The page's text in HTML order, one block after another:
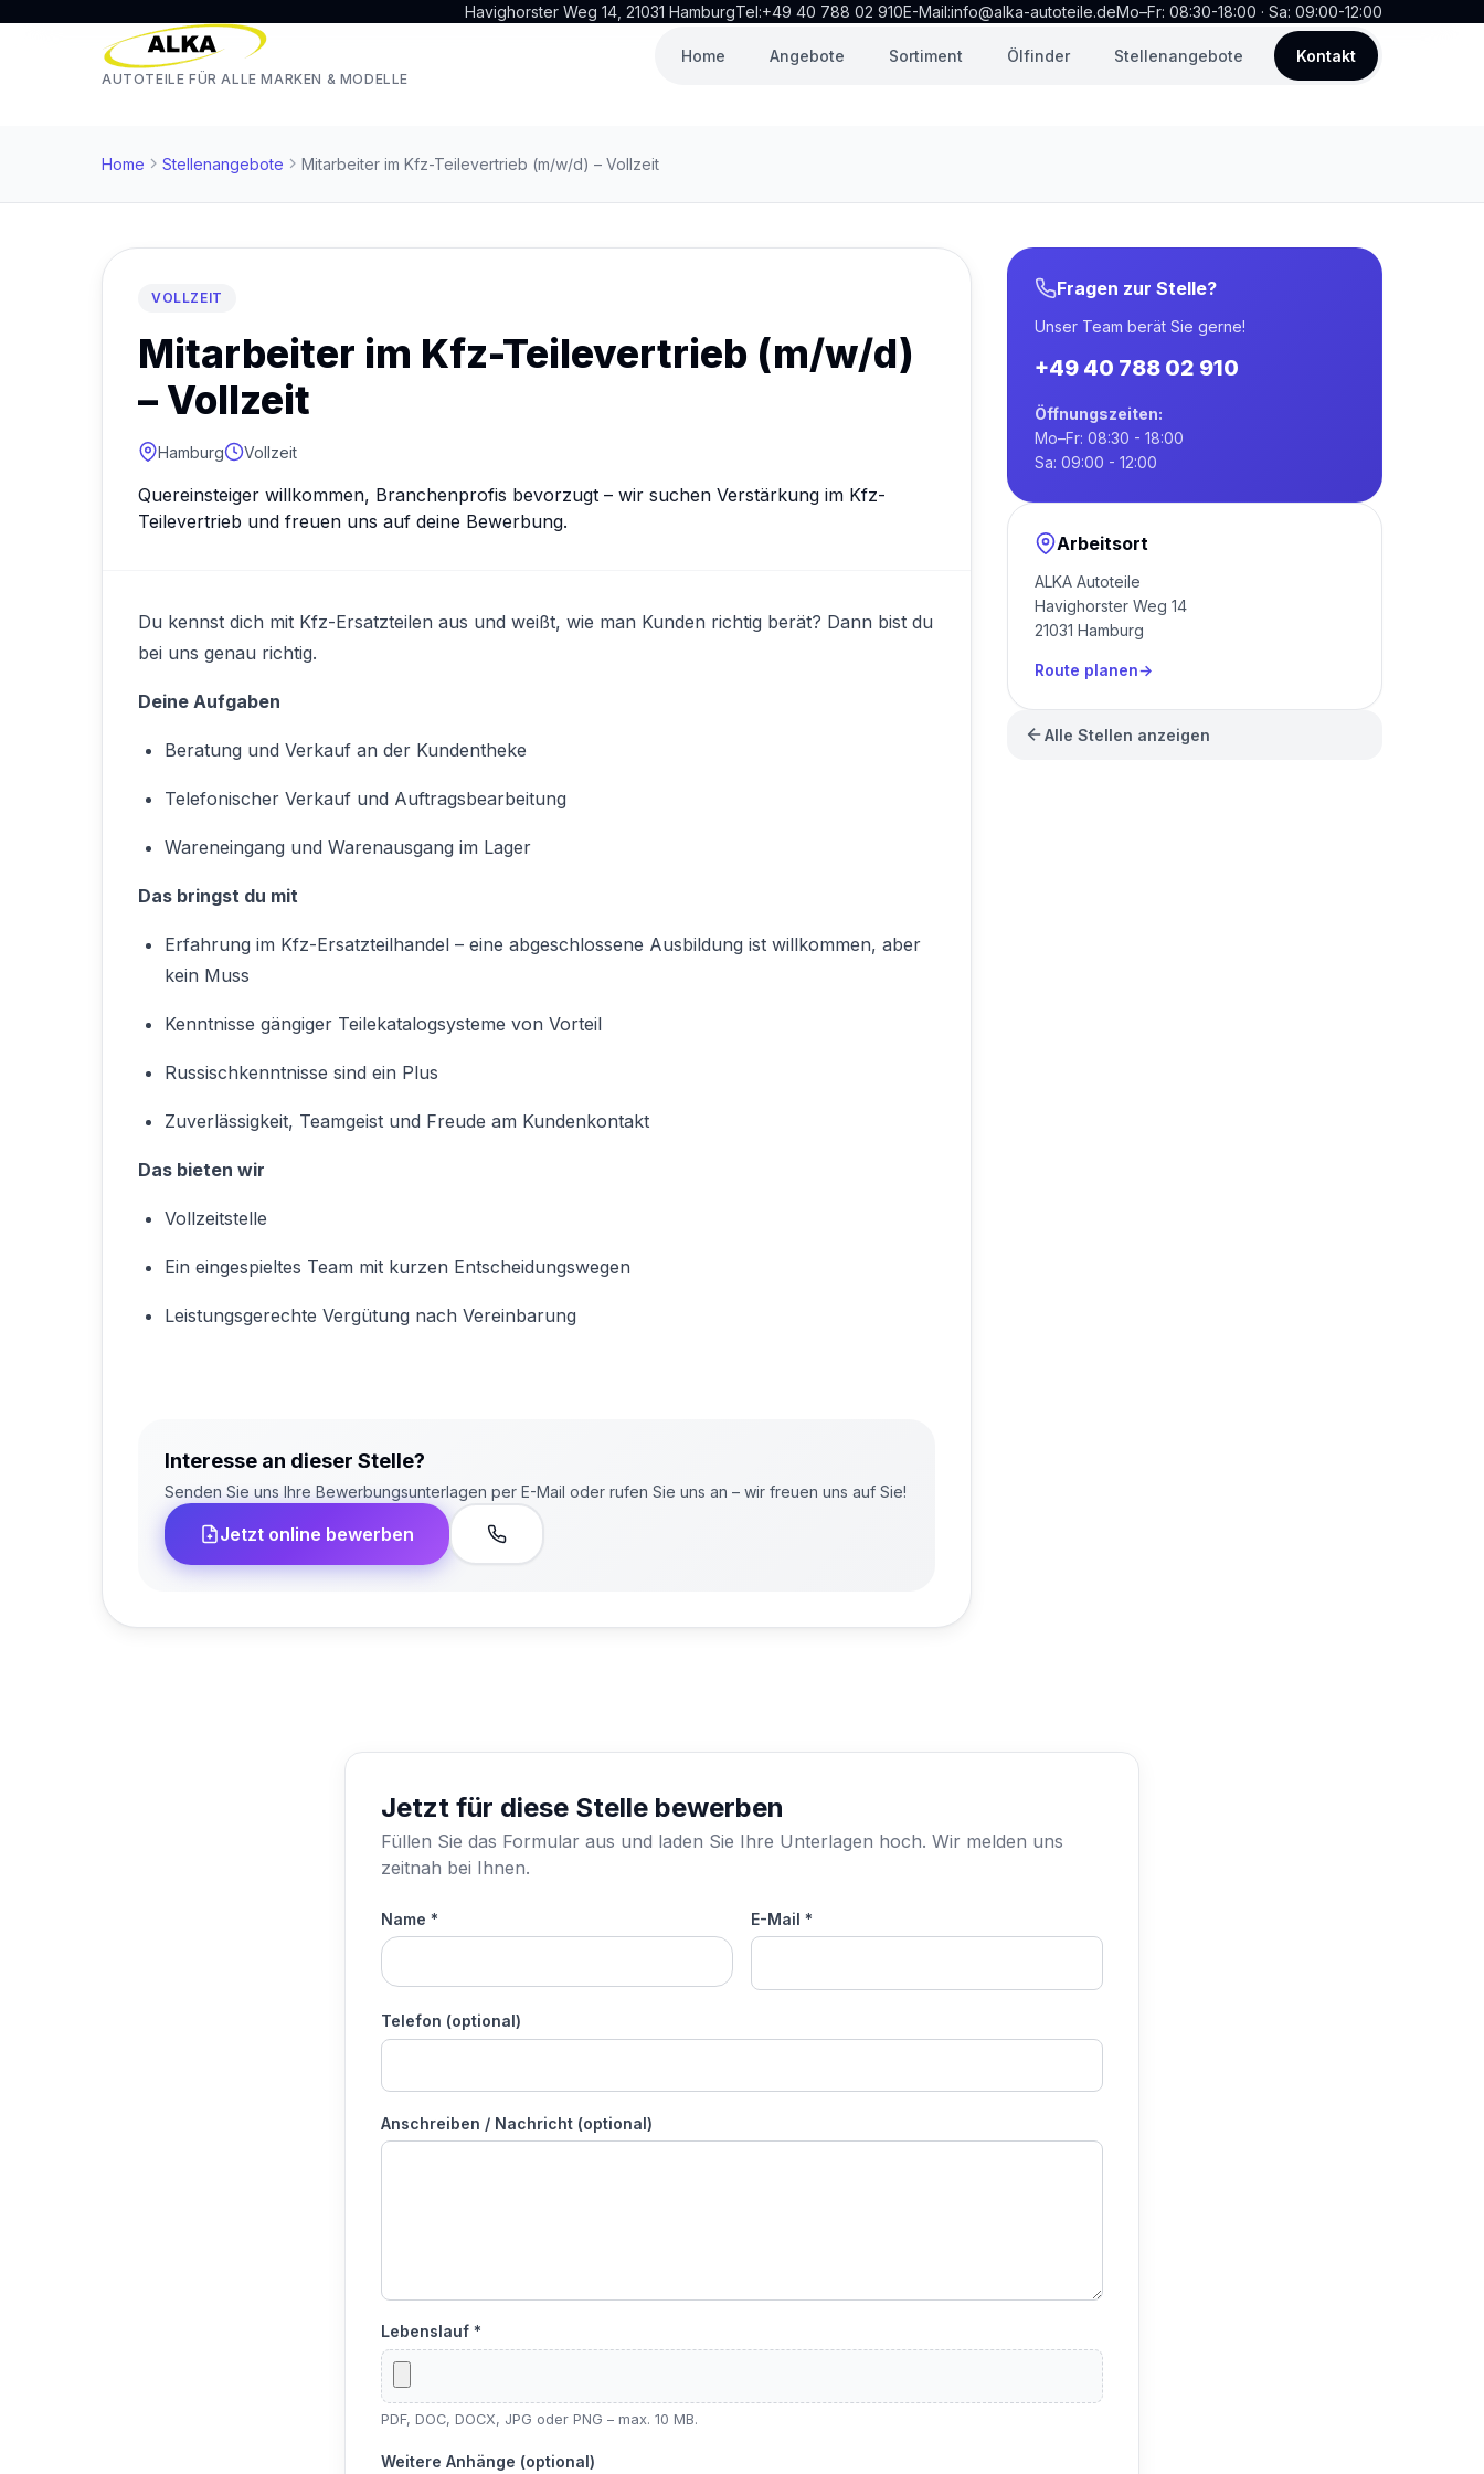
Havighorster Weg 14, 21031 HamburgTel:+49 40 788 02 910E-Mail:info@alka-autoteile.deMo–Fr: 08:30-18:00 · Sa: 09:00-12:00
AUTOTEILE FÜR ALLE MARKEN & MODELLE
Home Angebote Sortiment Ölfinder Stellenangebote Kontakt
Home Stellenangebote Mitarbeiter im Kfz-Teilevertrieb (m/w/d) – Vollzeit
VOLLZEIT
Mitarbeiter im Kfz-Teilevertrieb (m/w/d)
– Vollzeit
Hamburg Vollzeit
Quereinsteiger willkommen, Branchenprofis bevorzugt – wir suchen Verstärkung im Kfz-
Teilevertrieb und freuen uns auf deine Bewerbung.
Du kennst dich mit Kfz-Ersatzteilen aus und weißt, wie man Kunden richtig berät? Dann bist du
bei uns genau richtig.
Deine Aufgaben
Beratung und Verkauf an der Kundentheke
Telefonischer Verkauf und Auftragsbearbeitung
Wareneingang und Warenausgang im Lager
Das bringst du mit
Erfahrung im Kfz-Ersatzteilhandel – eine abgeschlossene Ausbildung ist willkommen, aber
kein Muss
Kenntnisse gängiger Teilekatalogsysteme von Vorteil
Russischkenntnisse sind ein Plus
Zuverlässigkeit, Teamgeist und Freude am Kundenkontakt
Das bieten wir
Vollzeitstelle
Ein eingespieltes Team mit kurzen Entscheidungswegen
Leistungsgerechte Vergütung nach Vereinbarung
Interesse an dieser Stelle?
Senden Sie uns Ihre Bewerbungsunterlagen per E-Mail oder rufen Sie uns an – wir freuen uns auf Sie!
Jetzt online bewerben
Fragen zur Stelle?
Unser Team berät Sie gerne!
+49 40 788 02 910
Öffnungszeiten:
Mo–Fr: 08:30 - 18:00
Sa: 09:00 - 12:00
Arbeitsort
ALKA Autoteile
Havighorster Weg 14
21031 Hamburg
Route planen
Alle Stellen anzeigen
Jetzt für diese Stelle bewerben
Füllen Sie das Formular aus und laden Sie Ihre Unterlagen hoch. Wir melden uns
zeitnah bei Ihnen.
Name * E-Mail *
Telefon (optional)
Anschreiben / Nachricht (optional)
Lebenslauf *
PDF, DOC, DOCX, JPG oder PNG – max. 10 MB.
Weitere Anhänge (optional)